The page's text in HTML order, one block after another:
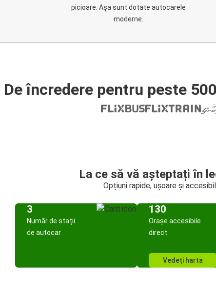
picioare. Așa sunt dotate autocarele
moderne.
De încredere pentru peste
La ce să vă așteptați în
Opțiuni rapide, ușoare și
3
Număr de stații
de autocar
130
Orașe accesibile
direct
Vedeți harta